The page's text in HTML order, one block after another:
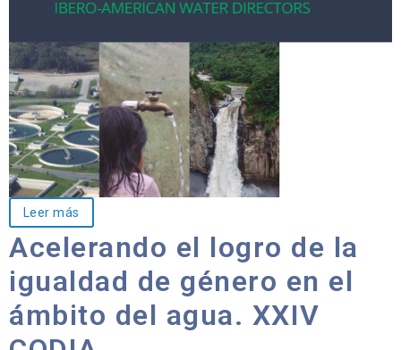
Leer más
Acelerando el logro de la
igualdad de género en el
ámbito del agua. XXIV